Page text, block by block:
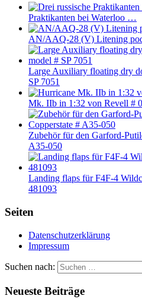
Praktikanten bei Waterloo …
AN/AAQ-28 (V) Litening
Large Auxiliary floating dry
SP 7051
Mk. IIb in 1:32 von Revell #
Zubehör für den Garford-
A35-050
Landing flaps für F4F-4
481093
Seiten
Datenschutzerklärung
Impressum
Suchen nach:
Neueste Beiträge